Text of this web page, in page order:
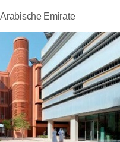
Emirate